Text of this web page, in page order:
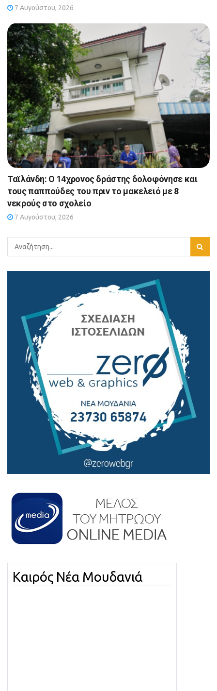
7 Αυγούστου, 2026
Ταϊλάνδη: Ο 14χρονος δράστης δολοφόνησε και
τους παππούδες του πριν το μακελειό με 8
νεκρούς στο σχολείο
7 Αυγούστου, 2026
Καιρός Νέα Μουδανιά